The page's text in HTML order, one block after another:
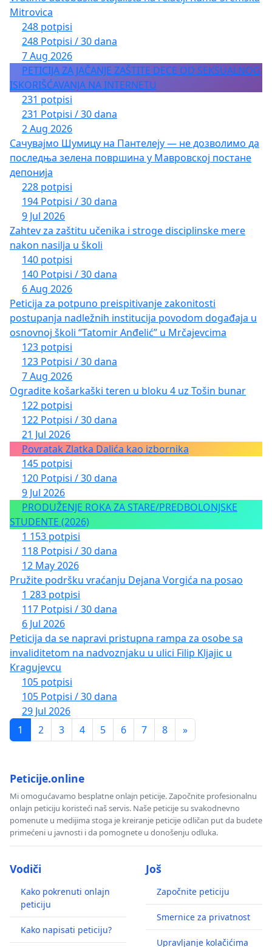
Mitrovica
248 potpisi
248 Potpisi / 30 dana
7 Aug 2026
PETICIJA ZA JAČANJE ZAŠTITE DECE OD SEKSUALNOG
ISKORIŠĆAVANJA NA INTERNETU
231 potpisi
231 Potpisi / 30 dana
2 Aug 2026
Сачувајмо Шумицу на Пантелеју — не дозволимо да
последња зелена површина у Мавровској постане
депонија
228 potpisi
194 Potpisi / 30 dana
9 Jul 2026
Zahtev za zaštitu učenika i stroge disciplinske mere
nakon nasilja u školi
140 potpisi
140 Potpisi / 30 dana
6 Aug 2026
Peticija za potpuno preispitivanje zakonitosti
postupanja nadležnih institucija povodom događaja u
osnovnoj školi “Tatomir Anđelić” u Mrčajevcima
123 potpisi
123 Potpisi / 30 dana
7 Aug 2026
Ogradite košarkaški teren u bloku 4 uz Tošin bunar
122 potpisi
122 Potpisi / 30 dana
21 Jul 2026
Povratak Zlatka Dalića kao izbornika
145 potpisi
120 Potpisi / 30 dana
9 Jul 2026
PRODUŽENJE ROKA ZA STARE/PREDBOLONJSKE
STUDENTE (2026)
1 153 potpisi
118 Potpisi / 30 dana
12 May 2026
Pružite podršku vraćanju Dejana Vorgića na posao
1 283 potpisi
117 Potpisi / 30 dana
6 Jul 2026
Peticija da se napravi pristupna rampa za osobe sa
invaliditetom na nadvoznjaku u ulici Filip Kljajic u
Kragujevcu
105 potpisi
105 Potpisi / 30 dana
29 Jul 2026
1
2 3 4 5 6 7 8 »
Peticije.online
Mi omogućavamo besplatne onlajn peticije. Započnite profesionalnu
onlajn peticiju koristeći naš servis. Naše peticije su svakodnevno
pomenute u medijima stoga je kreiranje peticije odličan put da budete
primećeni u javnosti i da pomognete u donošenju odluka.
Vodiči
Kako pokrenuti onlajn
peticiju
Kako napisati peticiju?
Još
Započnite peticiju
Smernice za privatnost
Upravljanje kolačićima